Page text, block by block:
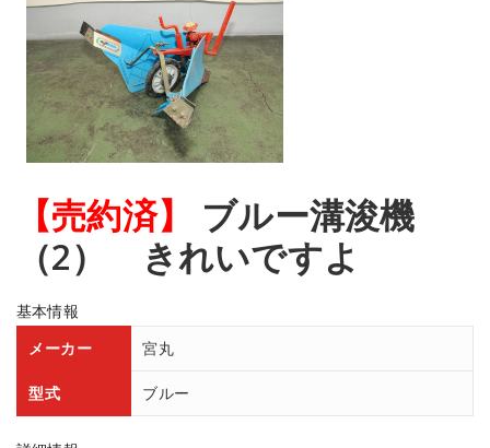
【売約済】
ブルー溝浚機
（2） きれいですよ
基本情報
メーカー
宮丸
型式 ブルー